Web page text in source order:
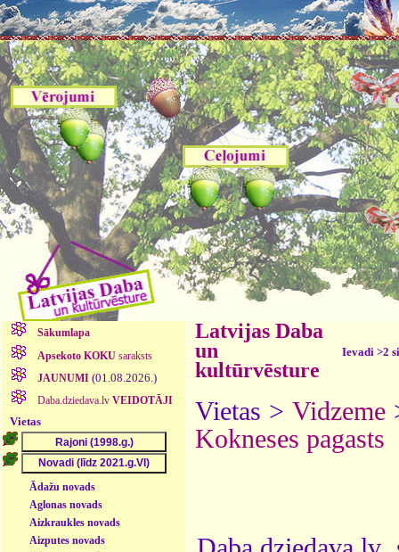
Sākumlapa
Apsekoto KOKUsaraksts
JAUNUMI (01.08.2026.)
Daba.dziedava.lv VEIDOTĀJI
Vietas
Ādažu novads
Aglonas novads
Aizkraukles novads
Aizputes novads
Latvijas Daba
un
kultūrvēsture
Ievadi >2
Vietas > Vidzeme
Kokneses pagasts